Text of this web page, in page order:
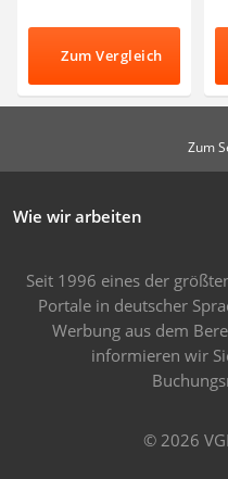
Zum Vergleich
Zum
Wie wir arbeiten
Seit 1996 eines der
Portale in deutscher
Werbung aus dem
informieren wir
© 2026